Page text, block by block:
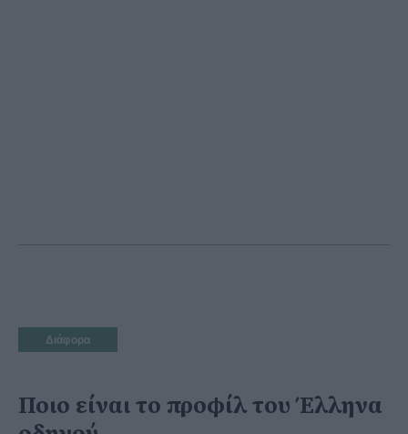
Διάφορα
Ποιο είναι το προφίλ του Έλληνα